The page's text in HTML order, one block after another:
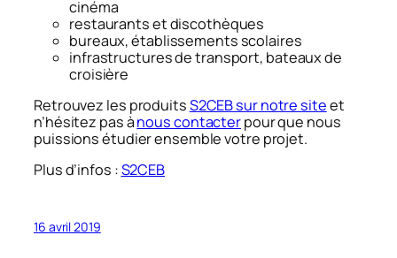
cinéma
restaurants et discothèques
bureaux, établissements scolaires
infrastructures de transport, bateaux de
croisière
Retrouvez les produitsS2CEB sur notre siteet
n’hésitez pas ànous contacterpour que nous
puissions étudier ensemble votre projet.
Plus d’infos :S2CEB
16 avril 2019